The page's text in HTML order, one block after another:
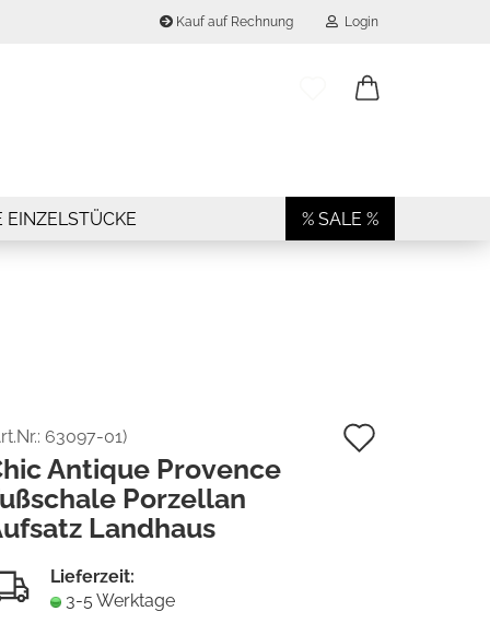
Kauf auf Rechnung Login
EINZELSTÜCKE % SALE %
63097-01)
Antique Provence
Porzellan
Landhaus
Lieferzeit:
3-5 Werktage